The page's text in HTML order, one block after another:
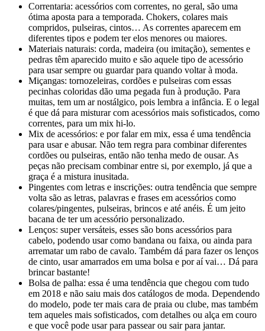
Correntaria: acessórios com correntes, no geral, são uma
ótima aposta para a temporada. Chokers, colares mais
compridos, pulseiras, cintos… As correntes aparecem em
diferentes tipos e podem ter elos menores ou maiores.
Materiais naturais: corda, madeira (ou imitação), sementes e
pedras têm aparecido muito e são aquele tipo de acessório
para usar sempre ou guardar para quando voltar à moda.
Miçangas: tornozeleiras, cordões e pulseiras com essas
pecinhas coloridas dão uma pegada fun à produção. Para
muitas, tem um ar nostálgico, pois lembra a infância. E o legal
é que dá para misturar com acessórios mais sofisticados, como
correntes, para um mix hi-lo.
Mix de acessórios: e por falar em mix, essa é uma tendência
para usar e abusar. Não tem regra para combinar diferentes
cordões ou pulseiras, então não tenha medo de ousar. As
peças não precisam combinar entre si, por exemplo, já que a
graça é a mistura inusitada.
Pingentes com letras e inscrições: outra tendência que sempre
volta são as letras, palavras e frases em acessórios como
colares/pingentes, pulseiras, brincos e até anéis. É um jeito
bacana de ter um acessório personalizado.
Lenços: super versáteis, esses são bons acessórios para
cabelo, podendo usar como bandana ou faixa, ou ainda para
arrematar um rabo de cavalo. Também dá para fazer os lenços
de cinto, usar amarrados em uma bolsa e por aí vai… Dá para
brincar bastante!
Bolsa de palha: essa é uma tendência que chegou com tudo
em 2018 e não saiu mais dos catálogos de moda. Dependendo
do modelo, pode ter mais cara de praia ou clube, mas também
tem aqueles mais sofisticados, com detalhes ou alça em couro
e que você pode usar para passear ou sair para jantar.